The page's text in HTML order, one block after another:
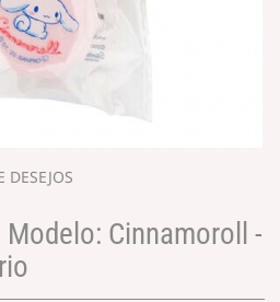
Modelo: Cinnamoroll -